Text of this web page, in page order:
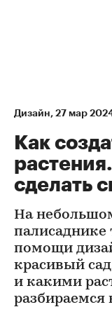
Дизайн⁠, 27 мар
Как
сделать
На
палисаднике
помощи
красивый
и какими
разбираемся